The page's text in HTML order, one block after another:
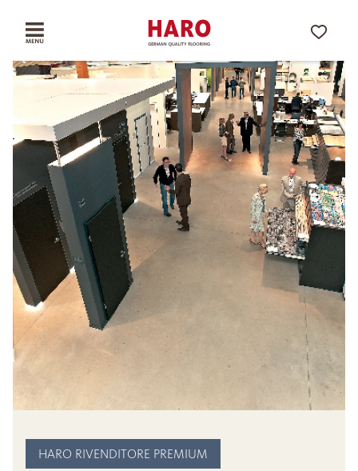
HARO RIVENDITORE PREMIUM